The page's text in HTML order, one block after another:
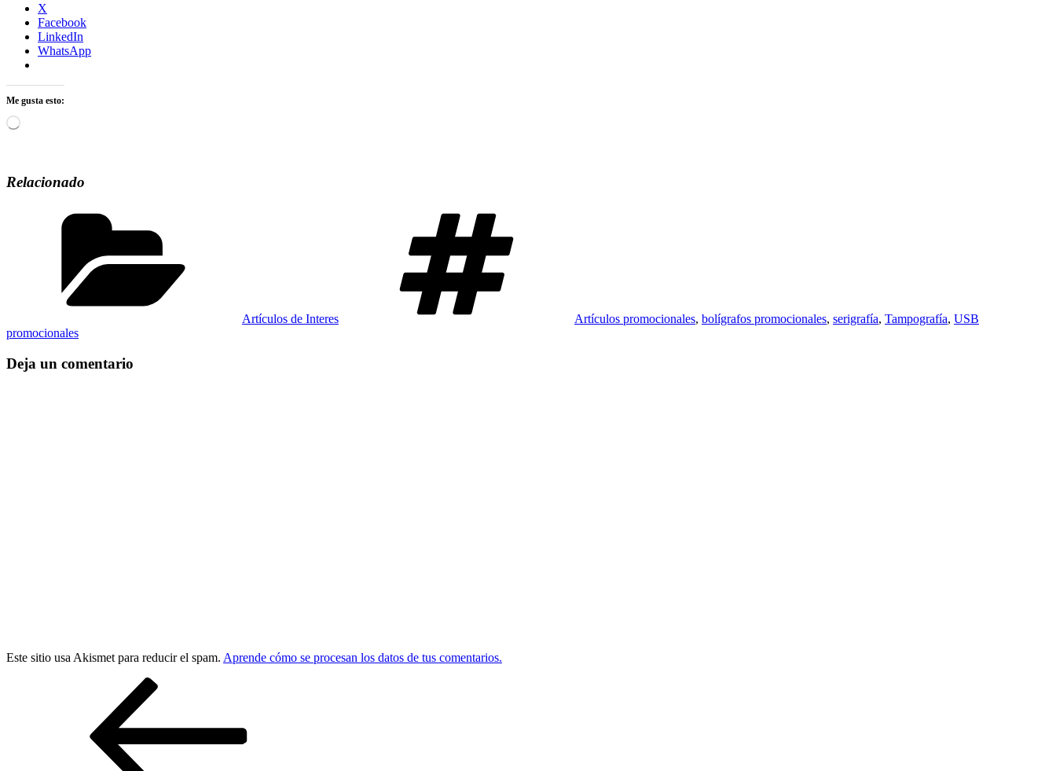
X
Facebook
LinkedIn
WhatsApp
Me gusta esto:
Cargando...
Relacionado
Artículos de Interes Artículos promocionales, bolígrafos promocionales, serigrafía, Tampografía, USB
promocionales
Deja un comentario
Este sitio usa Akismet para reducir el spam. Aprende cómo se procesan los datos de tus comentarios.